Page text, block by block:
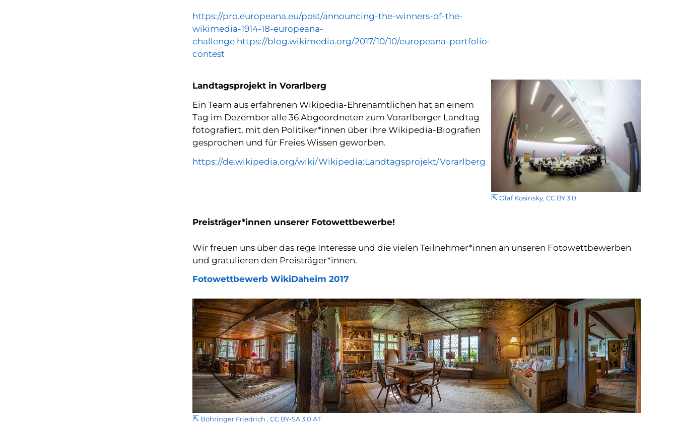
https://pro.europeana.eu/post/announcing-the-winners-of-the-
wikimedia-1914-18-europeana-
challenge https://blog.wikimedia.org/2017/10/10/europeana-portfolio-
contest
Landtagsprojekt in Vorarlberg
Ein Team aus erfahrenen Wikipedia-Ehrenamtlichen hat an einem
Tag im Dezember alle 36 Abgeordneten zum Vorarlberger Landtag
fotografiert, mit den Politiker*innen über ihre Wikipedia-Biografien
gesprochen und für Freies Wissen geworben.
https://de.wikipedia.org/wiki/Wikipedia:Landtagsprojekt/Vorarlberg
⇱ Olaf Kosinsky,CC BY 3.0
Preisträger*innen unserer Fotowettbewerbe!
Wir freuen uns über das rege Interesse und die vielen Teilnehmer*innen an unseren Fotowettbewerben
und gratulieren den Preisträger*innen.
Fotowettbewerb WikiDaheim 2017
⇱ Böhringer Friedrich , CC BY-SA 3.0 AT